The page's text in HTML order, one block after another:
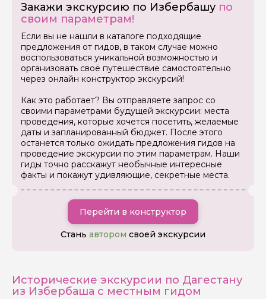
Закажи экскурсию по Избербашу по
своим параметрам!
Если вы не нашли в каталоге подходящие
предложения от гидов, в таком случае можно
воспользоваться уникальной возможностью и
организовать своё путешествие самостоятельно
через онлайн конструктор экскурсий!
Как это работает? Вы отправляете запрос со
своими параметрами будущей экскурсии: места
проведения, которые хочется посетить, желаемые
даты и запланированный бюджет. После этого
останется только ожидать предложения гидов на
проведение экскурсии по этим параметрам. Наши
гиды точно расскажут необычные интересные
факты и покажут удивляющие, секретные места.
Перейти в конструктор
Стань автором своей экскурсии
Исторические экскурсии по Дагестану
из Избербаша с местным гидом
Как вас зовут